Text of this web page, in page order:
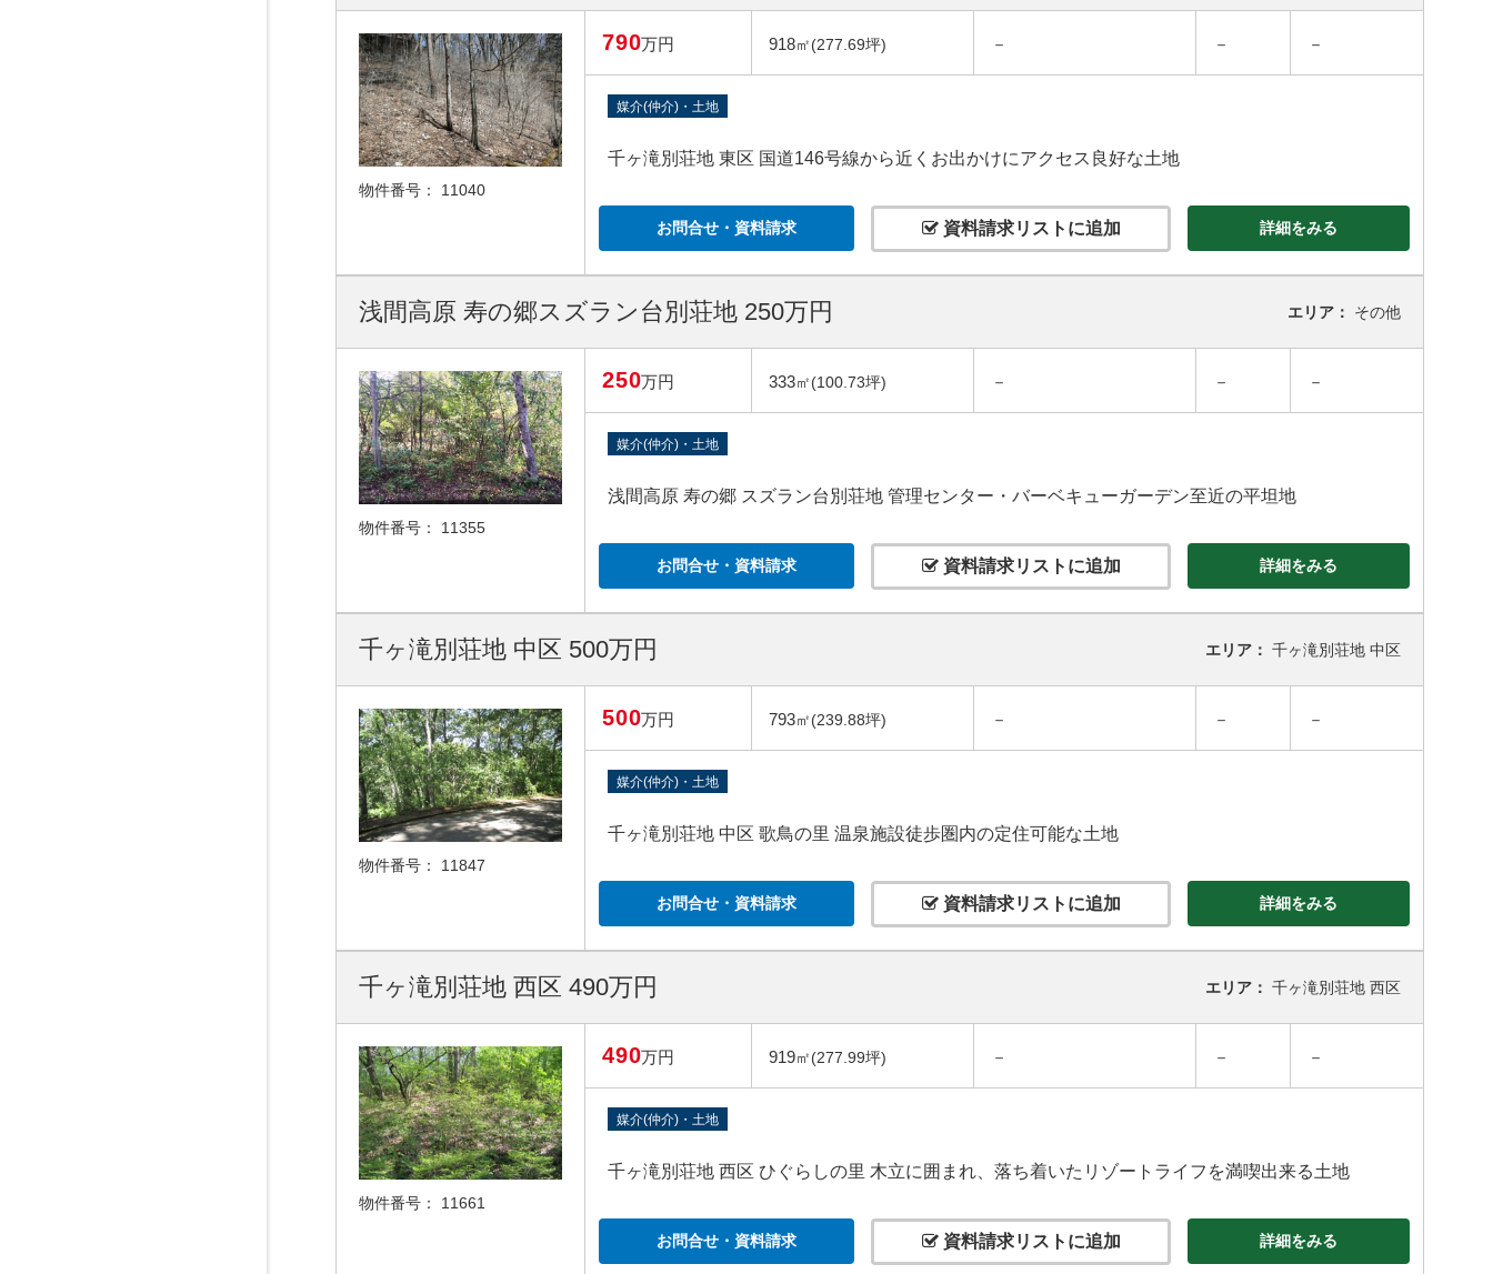
物件番号： 11040
790万円 918㎡(277.69坪) － － －
媒介(仲介)・土地
千ヶ滝別荘地 東区 国道146号線から近くお出かけにアクセス良好な土地
お問合せ・資料請求 資料請求リストに追加 詳細をみる
浅間高原 寿の郷スズラン台別荘地 250万円 エリア： その他
物件番号： 11355
250万円 333㎡(100.73坪) － － －
媒介(仲介)・土地
浅間高原 寿の郷 スズラン台別荘地 管理センター・バーベキューガーデン至近の平坦地
お問合せ・資料請求 資料請求リストに追加 詳細をみる
千ヶ滝別荘地 中区 500万円 エリア： 千ヶ滝別荘地 中区
物件番号： 11847
500万円 793㎡(239.88坪) － － －
媒介(仲介)・土地
千ヶ滝別荘地 中区 歌鳥の里 温泉施設徒歩圏内の定住可能な土地
お問合せ・資料請求 資料請求リストに追加 詳細をみる
千ヶ滝別荘地 西区 490万円 エリア： 千ヶ滝別荘地 西区
物件番号： 11661
490万円 919㎡(277.99坪) － － －
媒介(仲介)・土地
千ヶ滝別荘地 西区 ひぐらしの里 木立に囲まれ、落ち着いたリゾートライフを満喫出来る土地
お問合せ・資料請求 資料請求リストに追加 詳細をみる